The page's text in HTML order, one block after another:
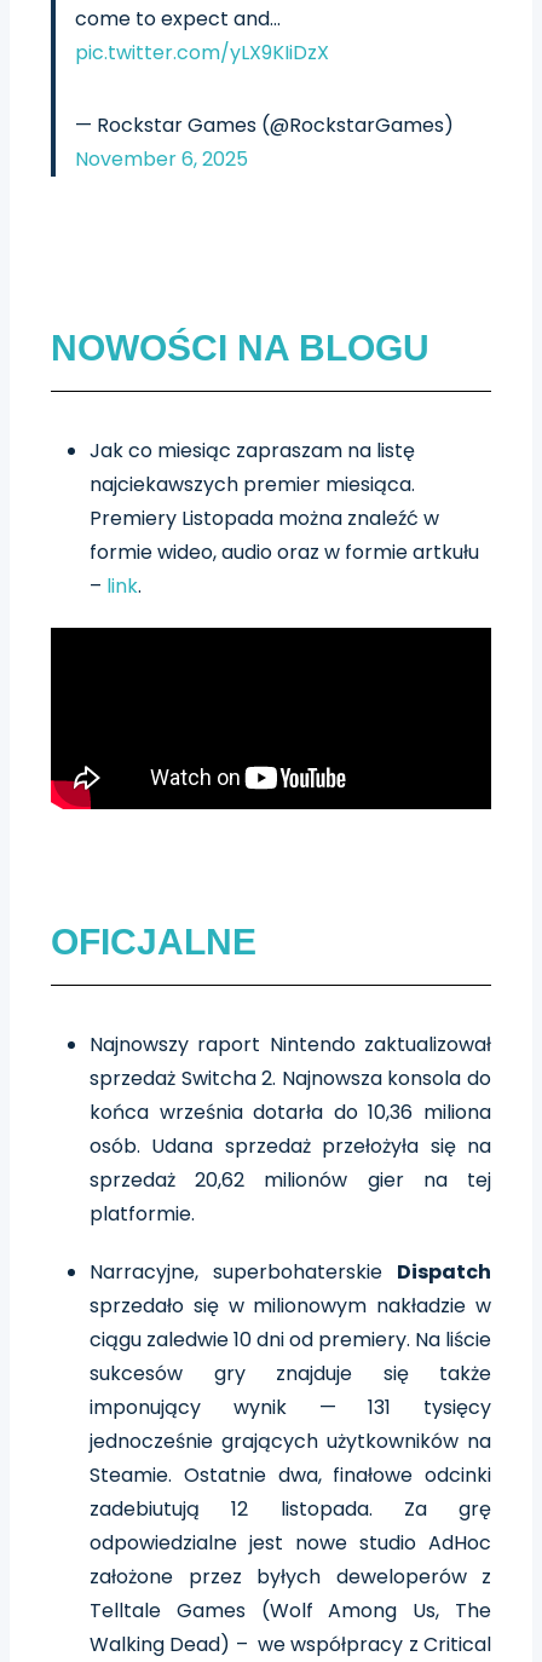
come to expect and…
pic.twitter.com/yLX9KIiDzX
— Rockstar Games (@RockstarGames)
November 6, 2025
NOWOŚCI NA BLOGU
Jak co miesiąc zapraszam na listę
najciekawszych premier miesiąca.
Premiery Listopada można znaleźć w
formie wideo, audio oraz w formie artkułu
– link.
OFICJALNE
Najnowszy raport Nintendo zaktualizował
sprzedaż Switcha 2. Najnowsza konsola do
końca września dotarła do 10,36 miliona
osób. Udana sprzedaż przełożyła się na
sprzedaż 20,62 milionów gier na tej
platformie.
Narracyjne, superbohaterskie Dispatch
sprzedało się w milionowym nakładzie w
ciągu zaledwie 10 dni od premiery. Na liście
sukcesów gry znajduje się także
imponujący wynik — 131 tysięcy
jednocześnie grających użytkowników na
Steamie. Ostatnie dwa, finałowe odcinki
zadebiutują 12 listopada. Za grę
odpowiedzialne jest nowe studio AdHoc
założone przez byłych deweloperów z
Telltale Games (Wolf Among Us, The
Walking Dead) – we współpracy z Critical